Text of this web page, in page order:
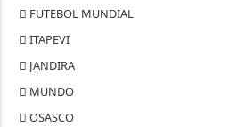
FUTEBOL MUNDIAL
ITAPEVI
JANDIRA
MUNDO
OSASCO